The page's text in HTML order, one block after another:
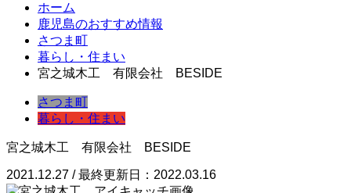
ホーム
鹿児島のおすすめ情報
さつま町
暮らし・住まい
宮之城木工 有限会社 BESIDE
さつま町
暮らし・住まい
宮之城木工 有限会社 BESIDE
2021.12.27 / 最終更新日：2022.03.16